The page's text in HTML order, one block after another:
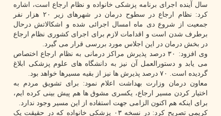
سال آینده اجرای برنامه پزشکی خانواده و نظام ارجاع است، اشاره
کرد: نظام ارجاع در سطوح درمان در شهرهای زیر ۲۰ هزار نفر
جمعیت از شروع دی ماه امسال اجرائی شده و اشکالاتش درحال
برطرف شدن است و اقدامات لازم برای اجرای کشوری نظام ارجاع
در بخش درمان در این اجلاس مورد بررسی قرار می گیرد.
وی افزود: ۳۰ درصد پذیرش مراکز درمانی به نظام ارجاع اختصاص
می یابد و دستورالعمل آن نیز به دانشگاه های علوم پزشکی ابلاغ
گردیده است. ۷۰ درصد پذیرش ها نیز از بقیه مسیرها خواهد بود.
معاون درمان وزارت بهداشت اعلام نمود: برای تشویق مردم به
اختیار کردن مسیر ارجاع، یکسری مشوق ها هم پیش بینی کرده ایم،
برای اینکه هم اکنون الزامی جهت استفاده از این مسیر وجود ندارد.
کریمی تصریح کرد: در نسخه ۰۳ پزشکی خانواده که در حقیقت یک